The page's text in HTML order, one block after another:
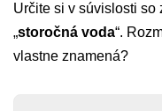
Určite si v súvislosti
„storočná voda“.
vlastne znamená?